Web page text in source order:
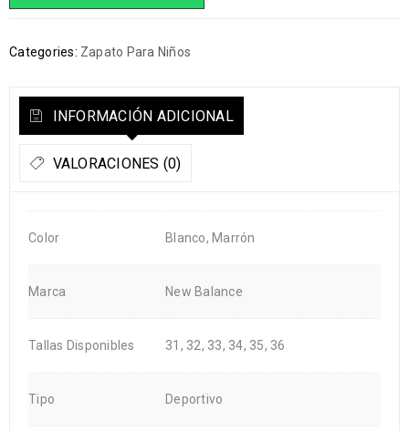
Categories: Zapato Para Niños
INFORMACIÓN ADICIONAL
VALORACIONES (0)
Color Blanco, Marrón
Marca New Balance
Tallas Disponibles 31, 32, 33, 34, 35, 36
Tipo Deportivo